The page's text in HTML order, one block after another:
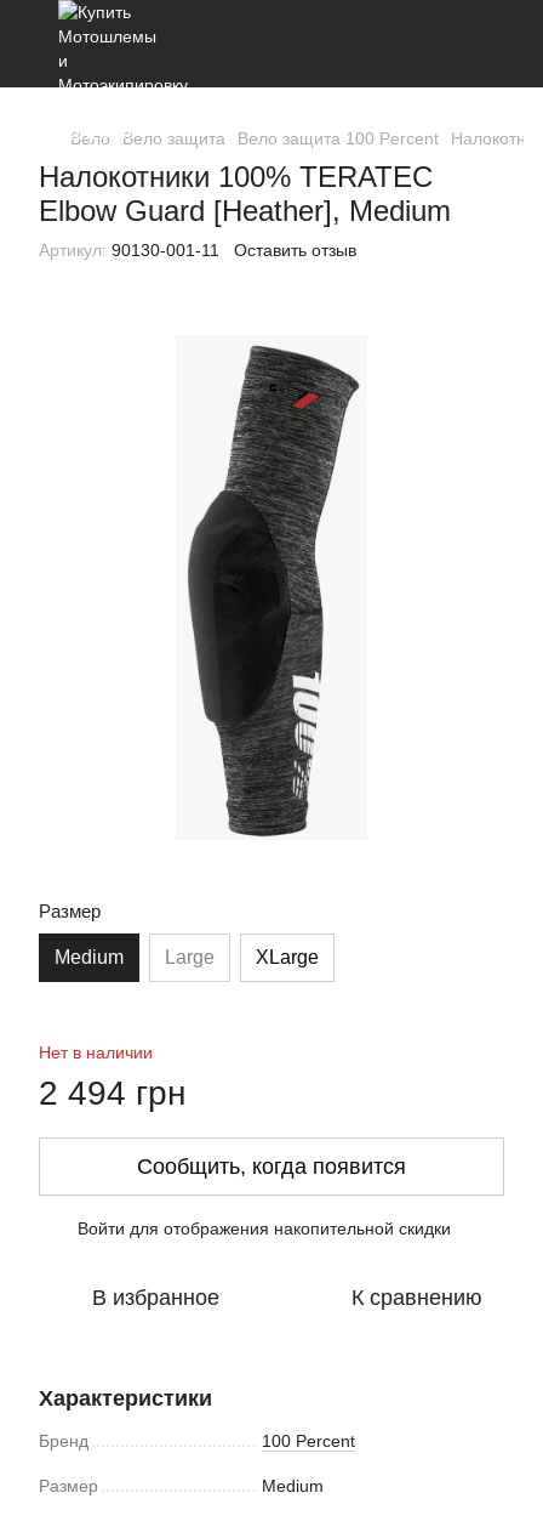
Вело Вело защита Вело защита 100 Percent
Налокотники 100% TERATEC
Elbow Guard [Heather], Medium
Артикул: 90130-001-11 Оставить отзыв
Размер
Medium Large XLarge
Нет в наличии
2 494 грн
Сообщить, когда появится
Войти для отображения накопительной скидки
В избранное К сравнению
Характеристики
Бренд 100 Percent
Размер Medium